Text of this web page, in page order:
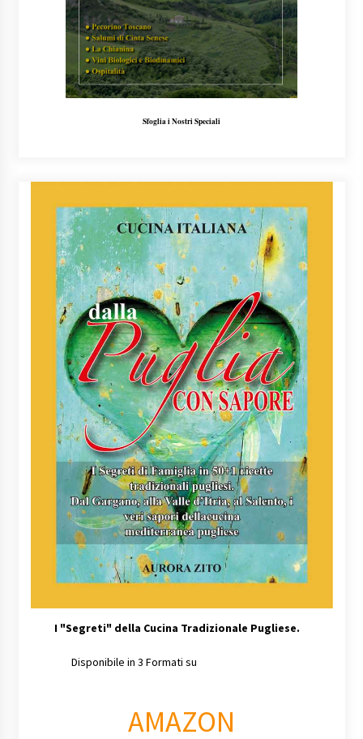
Sfoglia i Nostri Speciali
I "Segreti" della Cucina Tradizionale Pugliese.
Disponibile in 3 Formati su
AMAZON